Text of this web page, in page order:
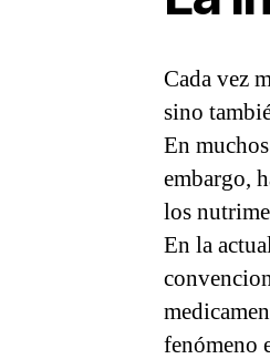
Cada vez
sino
En
embargo,
los
En la
fenómeno